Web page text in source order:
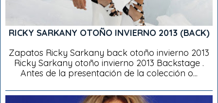
RICKY SARKANY OTOÑO INVIERNO 2013 (BACK)
Zapatos Ricky Sarkany back otoño invierno 2013
Ricky Sarkany otoño invierno 2013 Backstage .
Antes de la presentación de la colección o...